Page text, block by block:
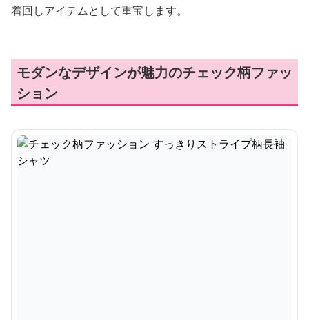
着回しアイテムとして重宝します。
モダンなデザインが魅力のチェック柄ファッ
ション